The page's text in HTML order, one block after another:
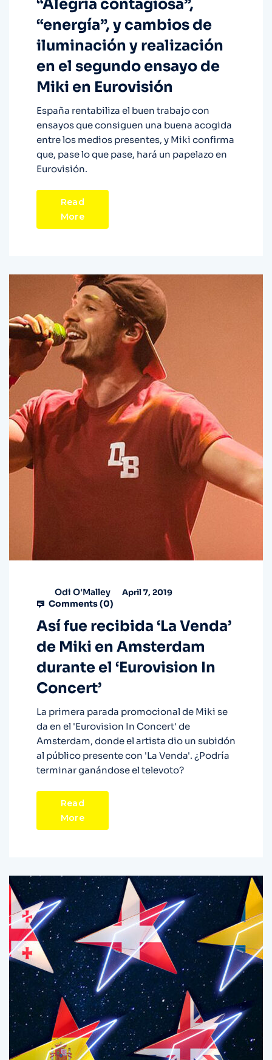
“Alegría contagiosa”,
“energía”, y cambios de
iluminación y realización
en el segundo ensayo de
Miki en Eurovisión
España rentabiliza el buen trabajo con
ensayos que consiguen una buena acogida
entre los medios presentes, y Miki confirma
que, pase lo que pase, hará un papelazo en
Eurovisión.
Read
More
Odi O'Malley April 7, 2019
Comments (0)
Así fue recibida ‘La Venda’
de Miki en Amsterdam
durante el ‘Eurovision In
Concert’
La primera parada promocional de Miki se
da en el 'Eurovision In Concert' de
Amsterdam, donde el artista dio un subidón
al público presente con 'La Venda'. ¿Podría
terminar ganándose el televoto?
Read
More